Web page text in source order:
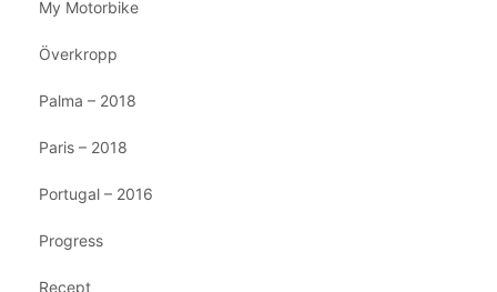
My Motorbike
Överkropp
Palma – 2018
Paris – 2018
Portugal – 2016
Progress
Recept